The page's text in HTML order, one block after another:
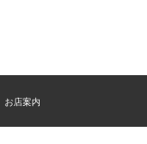
お店案内